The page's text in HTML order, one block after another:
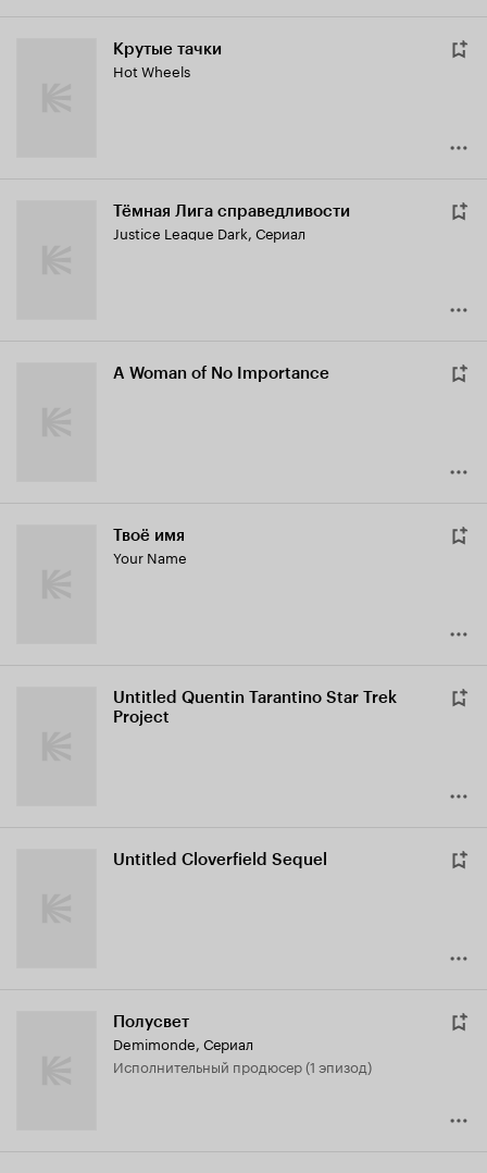
Крутые тачки
Hot Wheels
Тёмная Лига справедливости
Justice League Dark, Сериал
A Woman of No Importance
Твоё имя
Your Name
Untitled Quentin Tarantino Star Trek
Project
Untitled Cloverfield Sequel
Полусвет
Demimonde, Сериал
исполнительный продюсер (1 эпизод)